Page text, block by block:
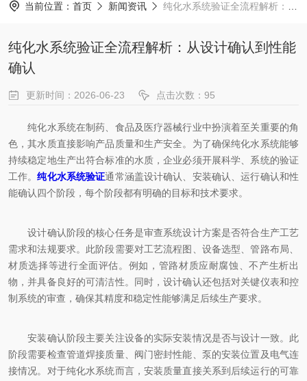
当前位置： 首页 新闻资讯 纯化水系统验证全流程解析：从设计确认到性能确认
纯化水系统验证全流程解析：从设计确认到性能
确认
更新时间：2026-06-23 点击次数：95
纯化水系统在制药、食品及医疗器械行业中扮演着至关重要的角
色，其水质直接影响产品质量和生产安全。为了确保纯化水系统能够
持续稳定地生产出符合标准的水质，企业必须开展科学、系统的验证
工作。纯化水系统验证通常涵盖设计确认、安装确认、运行确认和性
能确认四个阶段，每个阶段都有明确的目标和技术要求。
设计确认阶段的核心任务是审查系统设计方案是否符合生产工艺
需求和法规要求。此阶段需要对工艺流程图、设备选型、管路布局、
材质选择等进行全面评估。例如，管路材质应耐腐蚀、不产生析出
物，并具备良好的可清洁性。同时，设计确认还包括对关键仪表和控
制系统的审查，确保其精度和稳定性能够满足后续生产要求。
安装确认阶段主要关注设备的实际安装情况是否与设计一致。此
阶段需要检查管道焊接质量、阀门密封性能、泵的安装位置及电气连
接情况。对于纯化水系统而言，安装质量直接关系到后续运行的可靠